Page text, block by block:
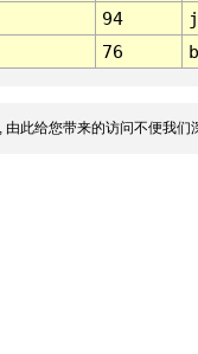
94
76
此给您带来的访问不便我们